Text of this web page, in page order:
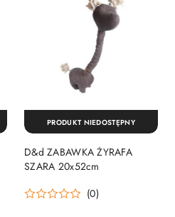
D&d ZABAWKA ŻYRAFA
SZARA 20x52cm
(0)
PRODUKT NIEDOSTĘPNY